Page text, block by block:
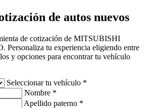
de autos nuevos
de cotización de MITSUBISHI
tu experiencia eligiendo entre
y opciones para encontrar tu vehículo
Seleccionar tu vehículo *
Nombre *
Apellido paterno *